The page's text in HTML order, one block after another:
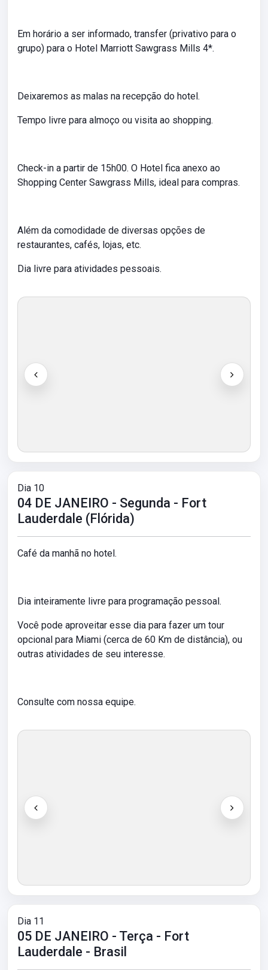
Em horário a ser informado, transfer (privativo para o
grupo) para o Hotel Marriott Sawgrass Mills 4*.
Deixaremos as malas na recepção do hotel.
Tempo livre para almoço ou visita ao shopping.
Check-in a partir de 15h00. O Hotel fica anexo ao
Shopping Center Sawgrass Mills, ideal para compras.
Além da comodidade de diversas opções de
restaurantes, cafés, lojas, etc.
Dia livre para atividades pessoais.
Dia 10
04 DE JANEIRO - Segunda - Fort
Lauderdale (Flórida)
Café da manhã no hotel.
Dia inteiramente livre para programação pessoal.
Você pode aproveitar esse dia para fazer um tour
opcional para Miami (cerca de 60 Km de distância), ou
outras atividades de seu interesse.
Consulte com nossa equipe.
Dia 11
05 DE JANEIRO - Terça - Fort
Lauderdale - Brasil